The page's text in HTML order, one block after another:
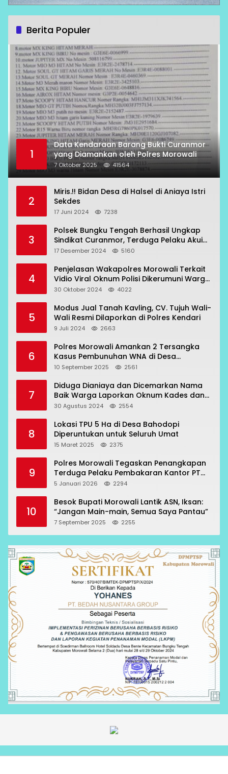
Berita Populer
1
Data Kendaraan Barang Bukti Curanmor
yang Diamankan oleh Polres Morowali
7 Oktober 2025 41564
2
Miris.!! Bidan Desa di Halsel di Aniaya Istri
Sekdes
17 Juni 2024 7238
3
Polsek Bungku Tengah Berhasil Ungkap
Sindikat Curanmor, Terduga Pelaku Akui
Beraksi di 7 Lokasi
17 Desember 2024 5160
4
Penjelasan Wakapolres Morowali Terkait
Vidio Viral Oknum Polisi Dikerumuni Warga
Bahodopi
30 Oktober 2024 4022
5
Modus Jual Tanah Kavling, CV. Tujuh Wali-
Wali Resmi Dilaporkan di Polres Kendari
9 Juli 2024 2663
6
Polres Morowali Amankan 2 Tersangka
Kasus Pembunuhan WNA di Desa
Topogaro
10 September 2025 2561
7
Diduga Dianiaya dan Dicemarkan Nama
Baik Warga Laporkan Oknum Kades dan
Oknum Polisi
30 Agustus 2024 2554
8
Lokasi TPU 5 Ha di Desa Bahodopi
Diperuntukan untuk Seluruh Umat
15 Maret 2025 2375
9
Polres Morowali Tegaskan Penangkapan
Terduga Pelaku Pembakaran Kantor PT
RCP Sesuai Prosedur
5 Januari 2026 2294
10
Besok Bupati Morowali Lantik ASN, Iksan:
“Jangan Main-main, Semua Saya Pantau”
7 September 2025 2255